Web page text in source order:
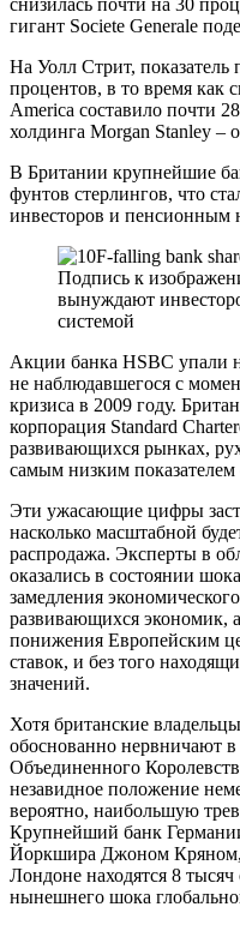
гигант Societe Generale
На Уолл Стрит,
процентов, в то время как
America составило почти
холдинга Morgan Stanley –
В Британии крупнейшие
фунтов стерлингов, что
инвесторов и пенсионным
Подпись к
вынуждают
системой
Акции банка HSBC упали
не наблюдавшегося с
кризиса в 2009 году.
корпорация Standard
развивающихся рынках,
самым низким показателем
Эти ужасающие цифры
насколько масштабной
распродажа. Эксперты в
оказались в состоянии
замедления
развивающихся экономик,
понижения Европейским
ставок, и без того
значений.
Хотя британские
обоснованно нервничают в
Объединенного
незавидное положение
вероятно, наибольшую
Крупнейший банк
Йоркшира Джоном Кряном,
Лондоне находятся 8 тысяч
нынешнего шока